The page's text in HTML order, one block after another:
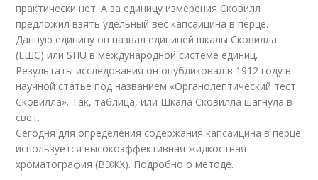
практически нет. А за единицу измерения Сковилл
предложил взять удельный вес капсаицина в перце.
Данную единицу он назвал единицей шкалы Сковилла
(ЕШС) или SHU в международной системе единиц.
Результаты исследования он опубликовал в 1912 году в
научной статье под названием «Органолептический тест
Сковилла». Так, таблица, или Шкала Сковилла шагнула в
свет.
Сегодня для определения содержания капсаицина в перце
используется высокоэффективная жидкостная
хроматография (ВЭЖХ). Подробно о методе.